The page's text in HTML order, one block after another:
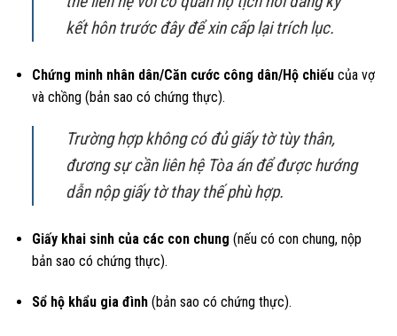
kết hôn trước đây để xin cấp lại trích lục.
Chứng minh nhân dân/Căn cước công dân/Hộ chiếucủa vợ
và chồng (bản sao có chứng thực).
Trường hợp không có đủ giấy tờ tùy thân,
đương sự cần liên hệ Tòa án để được hướng
dẫn nộp giấy tờ thay thế phù hợp.
Giấy khai sinh của các con chung (nếu có con chung, nộp
bản sao có chứng thực).
Sổ hộ khẩu gia đình(bản sao có chứng thực).